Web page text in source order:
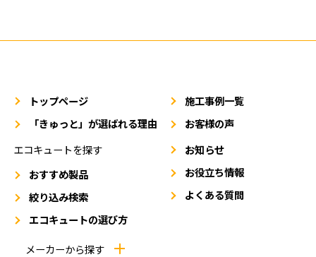
トップページ
「きゅっと」が選ばれる理由
エコキュートを探す
おすすめ製品
絞り込み検索
エコキュートの選び方
メーカーから探す
施工事例一覧
お客様の声
お知らせ
お役立ち情報
よくある質問